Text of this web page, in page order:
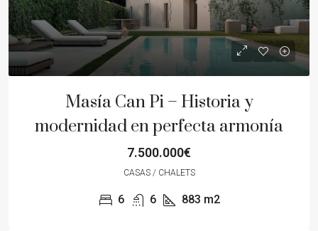
Masía Can Pi – Historia y
modernidad en perfecta armonía
7.500.000€
CASAS / CHALETS
6 6 883 m2